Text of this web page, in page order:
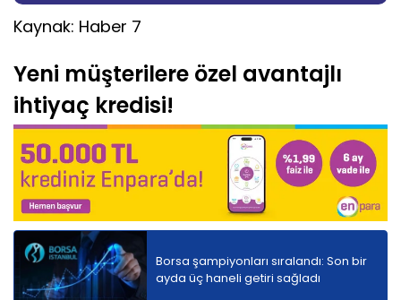
Kaynak: Haber 7
Yeni müşterilere özel avantajlı
ihtiyaç kredisi!
Borsa şampiyonları sıralandı: Son bir
ayda üç haneli getiri sağladı